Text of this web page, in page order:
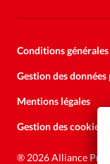
Conditions
Gestion des
Mentions légales
Gestion des cookies
® 2026 Alliance